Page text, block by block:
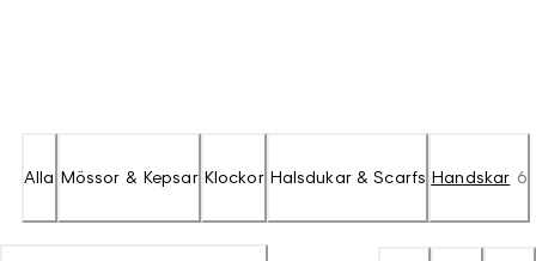
Alla Mössor & Kepsar Klockor Halsdukar & Scarfs Handskar 6